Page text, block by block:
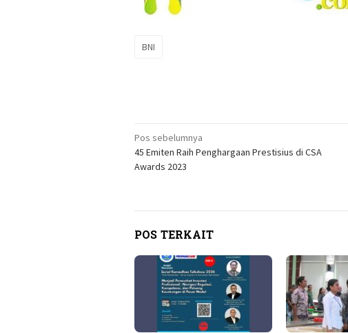
BNI
Navigasi
pos
Pos sebelumnya
45 Emiten Raih Penghargaan Prestisius di CSA
Awards 2023
POS TERKAIT